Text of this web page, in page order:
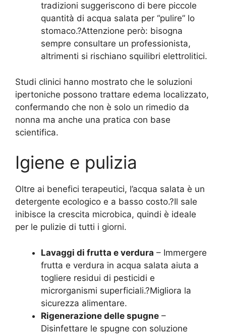
tradizioni suggeriscono di bere piccole
quantità di acqua salata per “pulire” lo
stomaco.?Attenzione però: bisogna
sempre consultare un professionista,
altrimenti si rischiano squilibri elettrolitici.
Studi clinici hanno mostrato che le soluzioni
ipertoniche possono trattare edema localizzato,
confermando che non è solo un rimedio da
nonna ma anche una pratica con base
scientifica.
Igiene e pulizia
Oltre ai benefici terapeutici, l’acqua salata è un
detergente ecologico e a basso costo.?Il sale
inibisce la crescita microbica, quindi è ideale
per le pulizie di tutti i giorni.
Lavaggi di frutta e verdura – Immergere
frutta e verdura in acqua salata aiuta a
togliere residui di pesticidi e
microrganismi superficiali.?Migliora la
sicurezza alimentare.
Rigenerazione delle spugne –
Disinfettare le spugne con soluzione